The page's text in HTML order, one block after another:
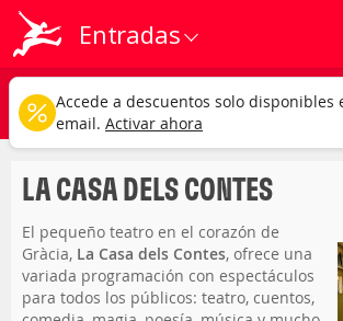
Entradas
la casa dels contes
Cualquier tipo Cualquier fecha
LA CASA DELS CONTES
El pequeño teatro en el corazón de
Gràcia, La Casa dels Contes, ofrece una
variada programación con espectáculos
para todos los públicos: teatro, cuentos,
Accede a descuentos solo disponibles
email. Activar ahora